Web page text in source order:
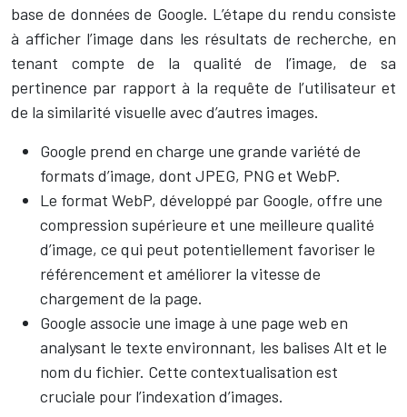
base de données de Google. L’étape du rendu consiste
à afficher l’image dans les résultats de recherche, en
tenant compte de la qualité de l’image, de sa
pertinence par rapport à la requête de l’utilisateur et
de la similarité visuelle avec d’autres images.
Google prend en charge une grande variété de
formats d’image, dont JPEG, PNG et WebP.
Le format WebP, développé par Google, offre une
compression supérieure et une meilleure qualité
d’image, ce qui peut potentiellement favoriser le
référencement et améliorer la vitesse de
chargement de la page.
Google associe une image à une page web en
analysant le texte environnant, les balises Alt et le
nom du fichier. Cette contextualisation est
cruciale pour l’indexation d’images.